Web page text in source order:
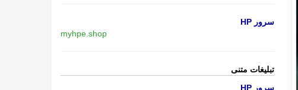
سرور HP
myhpe.shop
تبلیغات متنی
سرور HP